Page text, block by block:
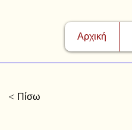
Αρχική
< Πίσω